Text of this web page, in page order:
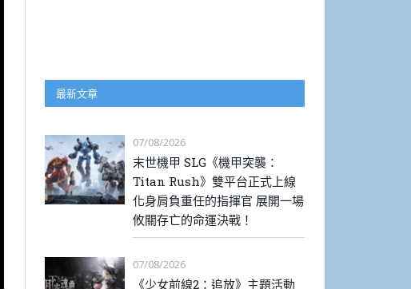
最新文章
07/08/2026
末世機甲 SLG《機甲突襲：
Titan Rush》雙平台正式上線
化身肩負重任的指揮官 展開一場
攸關存亡的命運決戰！
07/08/2026
《少女前線2：追放》主題活動